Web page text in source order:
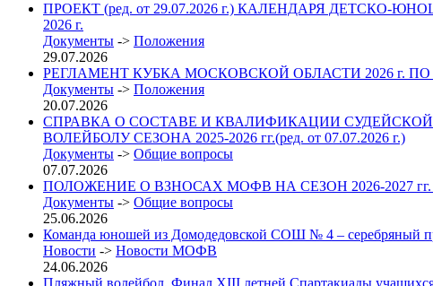
ПРОЕКТ (ред. от 29.07.2026 г.) КАЛЕНДАРЯ
2026 г.
Документы -> Положения
29.07.2026
РЕГЛАМЕНТ КУБКА МОСКОВСКОЙ ОБЛАСТИ 2026
Документы -> Положения
20.07.2026
СПРАВКА О СОСТАВЕ И КВАЛИФИКАЦИИ
ВОЛЕЙБОЛУ СЕЗОНА 2025-2026 гг.(ред. от 07.07.2026 г.)
Документы -> Общие вопросы
07.07.2026
ПОЛОЖЕНИЕ О ВЗНОСАХ МОФВ НА СЕЗОН 2026-2027 гг.
Документы -> Общие вопросы
25.06.2026
Команда юношей из Домодедовской СОШ № 4 – серебряный
Новости -> Новости МОФВ
24.06.2026